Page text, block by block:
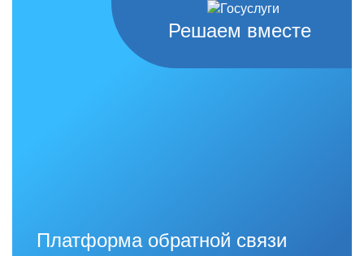
Решаем вместе
Платформа обратной связи